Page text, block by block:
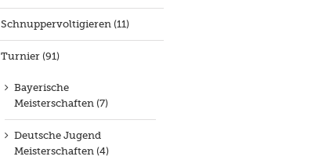
Schnuppervoltigieren (11)
Turnier (91)
Bayerische
Meisterschaften (7)
Deutsche Jugend
Meisterschaften (4)